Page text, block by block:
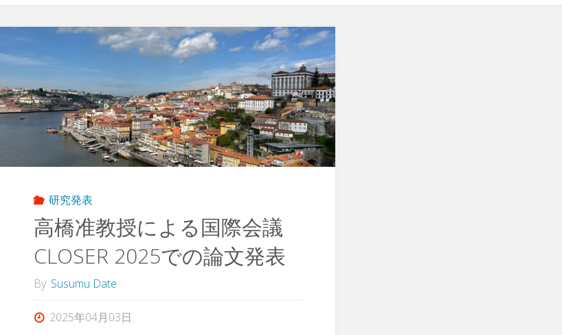
研究発表
高橋准教授による国際会議
CLOSER 2025での論文発表
By Susumu Date
2025年04月03日